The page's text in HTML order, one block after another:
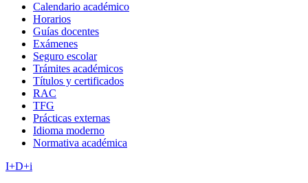
Calendario académico
Horarios
Guías docentes
Exámenes
Seguro escolar
Trámites académicos
Títulos y certificados
RAC
TFG
Prácticas externas
Idioma moderno
Normativa académica
I+D+i